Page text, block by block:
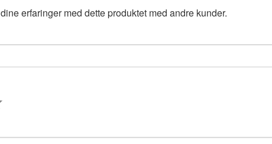
erfaringer med dette produktet med andre kunder.